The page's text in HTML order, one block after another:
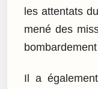
les attentats
mené des
Il a